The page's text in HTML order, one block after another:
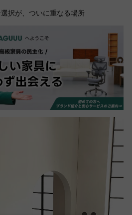
択が、ついに重なる場所